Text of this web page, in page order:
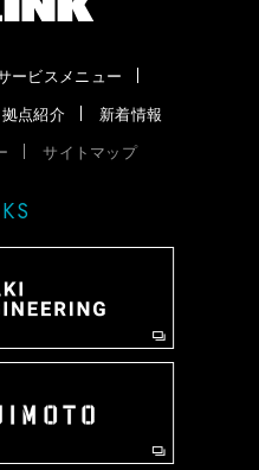
ービスメニュー
拠点紹介
新着情報
サイトマップ